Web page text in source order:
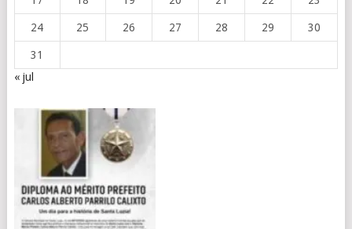
24 25 26 27 28 29 30
31
« jul